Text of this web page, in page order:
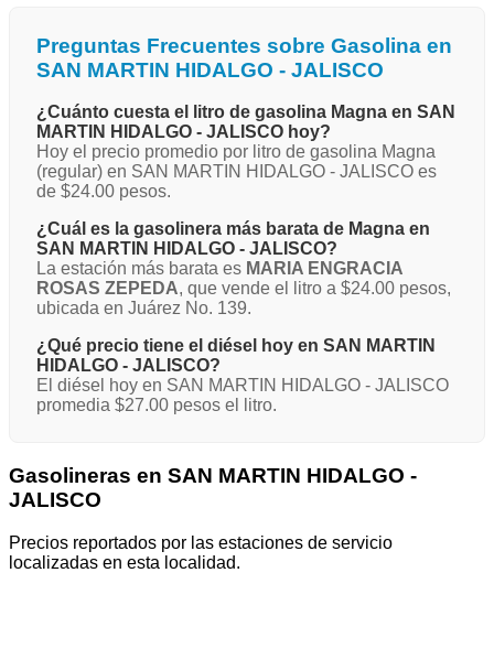
Preguntas Frecuentes sobre Gasolina en
SAN MARTIN HIDALGO - JALISCO
¿Cuánto cuesta el litro de gasolina Magna en SAN
MARTIN HIDALGO - JALISCO hoy?
Hoy el precio promedio por litro de gasolina Magna
(regular) en SAN MARTIN HIDALGO - JALISCO es
de $24.00 pesos.
¿Cuál es la gasolinera más barata de Magna en
SAN MARTIN HIDALGO - JALISCO?
La estación más barata es MARIA ENGRACIA
ROSAS ZEPEDA, que vende el litro a $24.00 pesos,
ubicada en Juárez No. 139.
¿Qué precio tiene el diésel hoy en SAN MARTIN
HIDALGO - JALISCO?
El diésel hoy en SAN MARTIN HIDALGO - JALISCO
promedia $27.00 pesos el litro.
Gasolineras en SAN MARTIN HIDALGO -
JALISCO
Precios reportados por las estaciones de servicio
localizadas en esta localidad.